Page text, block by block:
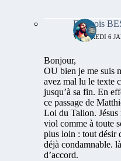
François
VENDREDI 6
Bonjour,
OU bien je me suis
avez mal lu le texte
jusqu’à sa fin. En
ce passage de
Loi du Talion. Jésus
viol comme à toute
plus loin : tout désir
déjà condamnable.
d’accord.